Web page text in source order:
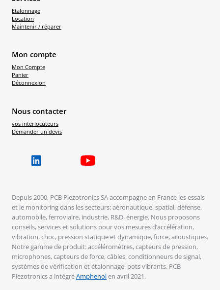
Etalonnage
Location
Maintenir / réparer
Mon compte
Mon Compte
Panier
Déconnexion
Nous contacter
vos interlocuteurs
Demander un devis
Depuis 2000, PCB Piezotronics SA accompagne en France les essais
et le monitoring dans les secteurs: aéronautique, spatial, défense,
automobile, ferroviaire, industrie, R&D, énergie. Nous proposons
conseils, services et solutions pour vos mesures d’accélération,
vibration, choc, pression statique et dynamique, force, acoustiques.
Notre gamme de produit: accéléromètres, capteurs de pression,
microphones, capteurs de force, câbles, conditionneurs de signal,
systèmes de vérification et étalonnage, pots vibrants. PCB
Piezotronics a intégréAmphenolen avril 2021.